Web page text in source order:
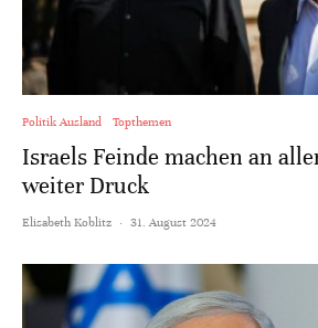
Politik Ausland Topthemen
Israels Feinde machen an
weiter Druck
Elisabeth Koblitz · 31. August 2024